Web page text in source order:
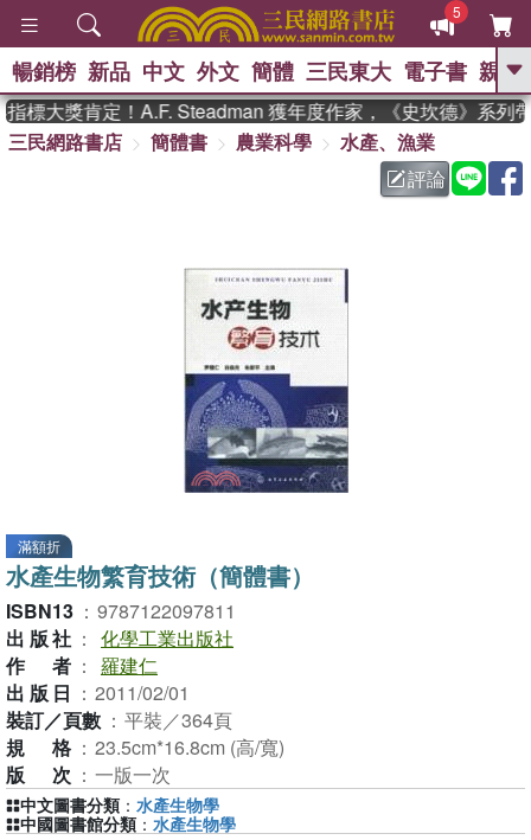
5
GO
熱搜： 東野圭吾 、 高希均教授回憶錄
父親節 、 花開錦
方念華 、 台灣的
群喵 、 臺灣漫遊錄
暢銷榜 新品 中文 外文 簡體 三民東大 電子書 親子
標大獎肯定！A.F. Steadman 獲年度作家，《史坎德》系列帶
三民網路書店
簡體書 農業科學
水產、漁業
評論
滿額折
水產生物繁育技術（簡體書）
ISBN13 ： 9787122097811
出版社 ： 化學工業出版社
作者 ： 羅建仁
出版日 ： 2011/02/01
裝訂／頁數 ： 平裝／364頁
規格 ： 23.5cm*16.8cm (高/寬)
版次 ： 一版一次
中文圖書分類 ： 水產生物學
中國圖書館分類 ： 水產生物學